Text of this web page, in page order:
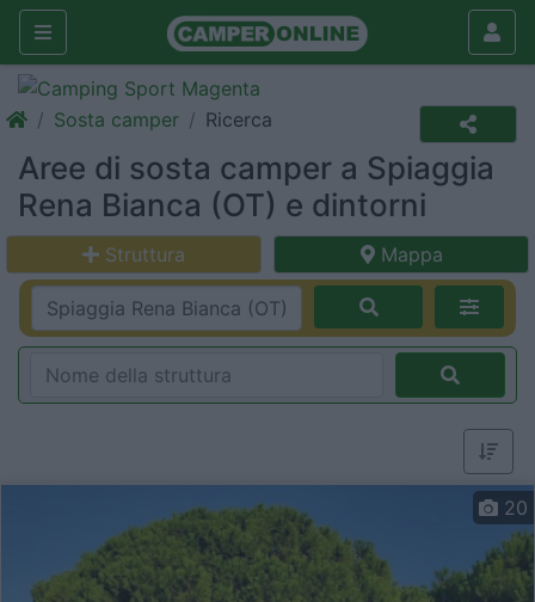
Sosta camper Ricerca
Aree di sosta camper a Spiaggia
Rena Bianca (OT) e dintorni
Struttura Mappa
20